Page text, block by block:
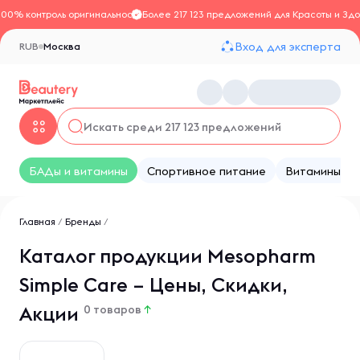
контроль оригинальностиБолее 217 123 предложений для Красоты и
Москва
RUB Вход для эксперта
БАДы и витамины Спортивное питание Витамины
Главная / Бренды /
Каталог продукции Mesopharm
Simple Care – Цены, Скидки,
Акции 0 товаров ↑